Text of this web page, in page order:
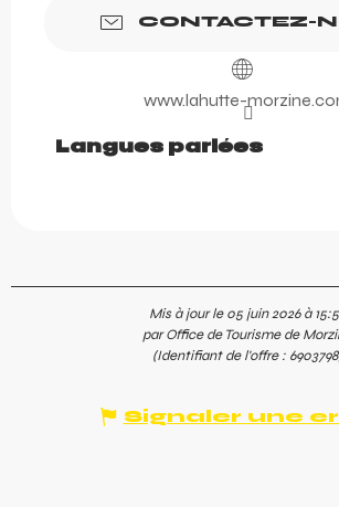
CONTACTEZ-
www.lahutte-
Langues parlées
Langues parlées
Mis à jour le 05 juin 2026 à
par Office de Tourisme de
(Identifiant de l'offre : 6903798
Signaler une